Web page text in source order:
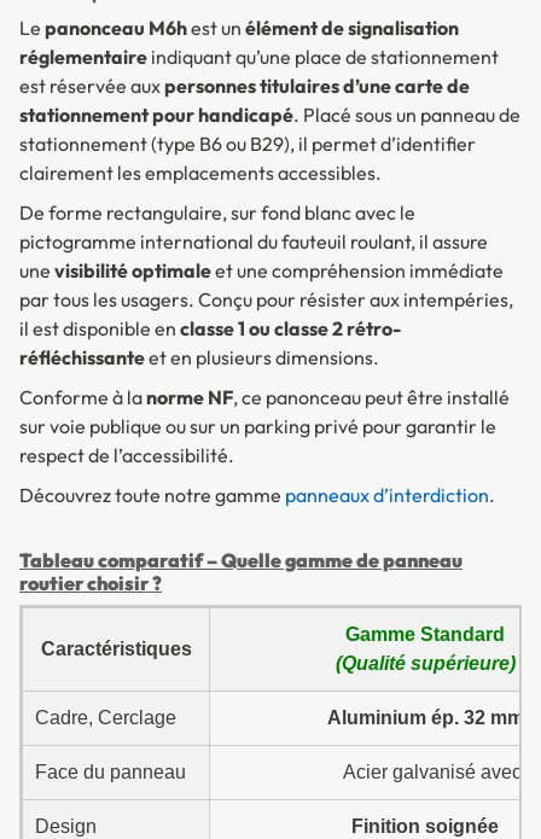
Le panonceau M6hest un élément de signalisation
réglementaire indiquant qu’une place de stationnement
est réservée auxpersonnes titulaires d’une carte de
stationnement pour handicapé. Placé sous un panneau de
stationnement (type B6 ou B29), il permet d’identifier
clairement les emplacements accessibles.
De forme rectangulaire, sur fond blanc avec le
pictogramme international du fauteuil roulant, il assure
une visibilité optimaleet une compréhension immédiate
par tous les usagers. Conçu pour résister aux intempéries,
il est disponible en classe 1 ou classe 2 rétro-
réfléchissanteet en plusieurs dimensions.
Conforme à lanorme NF, ce panonceau peut être installé
sur voie publique ou sur un parking privé pour garantir le
respect de l’accessibilité.
Découvrez toute notre gamme panneaux d’interdiction.
Tableau comparatif – Quelle gamme de panneau
routier choisir ?
Caractéristiques
Gamme Standard
(Qualité supérieure)
Cadre, Cerclage Aluminium ép. 32 mm
Face du panneau Acier galvanisé avec
Design Finition soignée